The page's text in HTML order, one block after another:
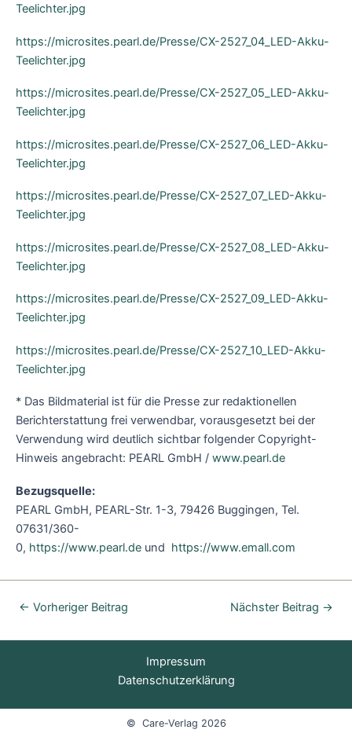
Teelichter.jpg
https://microsites.pearl.de/Presse/CX-2527_04_LED-Akku-
Teelichter.jpg
https://microsites.pearl.de/Presse/CX-2527_05_LED-Akku-
Teelichter.jpg
https://microsites.pearl.de/Presse/CX-2527_06_LED-Akku-
Teelichter.jpg
https://microsites.pearl.de/Presse/CX-2527_07_LED-Akku-
Teelichter.jpg
https://microsites.pearl.de/Presse/CX-2527_08_LED-Akku-
Teelichter.jpg
https://microsites.pearl.de/Presse/CX-2527_09_LED-Akku-
Teelichter.jpg
https://microsites.pearl.de/Presse/CX-2527_10_LED-Akku-
Teelichter.jpg
* Das Bildmaterial ist für die Presse zur redaktionellen
Berichterstattung frei verwendbar, vorausgesetzt bei der
Verwendung wird deutlich sichtbar folgender Copyright-
Hinweis angebracht: PEARL GmbH / www.pearl.de
Bezugsquelle:
PEARL GmbH, PEARL-Str. 1-3, 79426 Buggingen, Tel.
07631/360-
0, https://www.pearl.de und https://www.emall.com
← Vorheriger Beitrag Nächster Beitrag →
Impressum
Datenschutzerklärung
© Care-Verlag 2026